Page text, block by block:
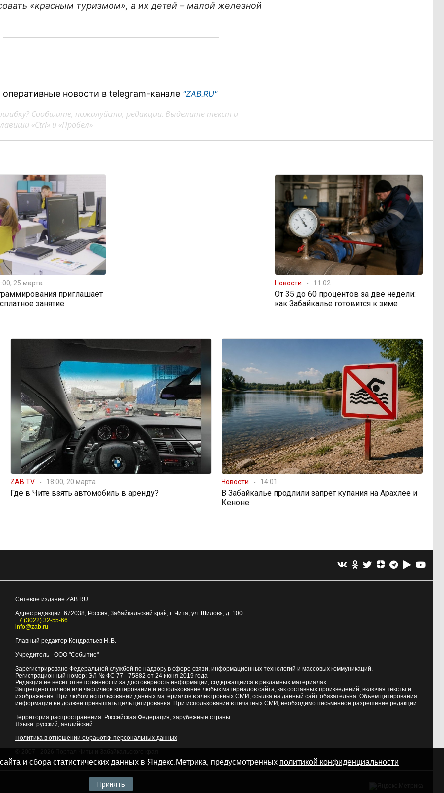
«красным туризмом», а их детей – малой железной
новости в telegram-канале "ZAB.RU"
Сообщите, пожалуйста, редакции. Выделите текст и
«Ctrl» и «Пробел»
25 марта
приглашает
занятие
Новости 11:02
От 35 до 60 процентов за две недели:
как Забайкалье готовится к зиме
ZAB.TV 18:00, 20 марта
Где в Чите взять автомобиль в аренду?
Новости 14:01
В Забайкалье продлили запрет купания на Арахлее и
Кеноне
Сетевое издание ZAB.RU
Адрес редакции: 672038, Россия, Забайкальский край, г. Чита, ул. Шилова, д. 100
+7 (3022) 32-55-66
info@zab.ru
Главный редактор Кондратьев Н. В.
Учредитель - ООО "Событие"
Зарегистрировано Федеральной службой по надзору в сфере связи, информационных технологий и массовых коммуникаций.
Регистрационный номер: ЭЛ № ФС 77 - 75882 от 24 июня 2019 года
Редакция не несет ответственности за достоверность информации, содержащейся в рекламных материалах
Запрещено полное или частичное копирование и использование любых материалов сайта, как составных произведений, включая тексты и
изображения. При любом использовании данных материалов в электронных СМИ, ссылка на данный сайт обязательна. Объем цитирования
информации не должен превышать цель цитирования. При использовании в печатных СМИ, необходимо письменное разрешение редакции.
Территория распространения: Российская Федерация, зарубежные страны
Языки: русский, английский
Политика в отношении обработки персональных данных
и сбора статистических данных в Яндекс.Метрика, предусмотренных политикой конфиденциальности
Принять